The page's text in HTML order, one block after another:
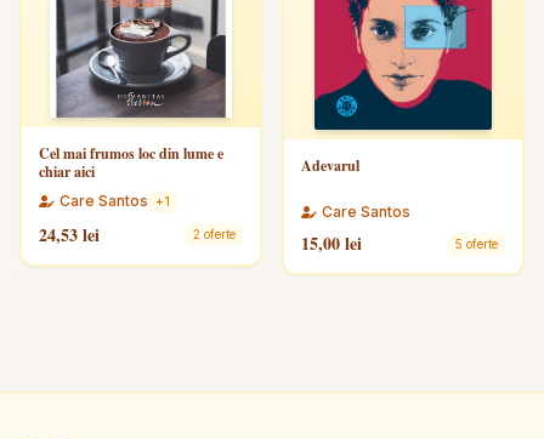
Cel mai frumos loc din lume e
chiar aici
Care Santos +1
24,53 lei 2 oferte
Adevarul
Care Santos
15,00 lei 5 oferte